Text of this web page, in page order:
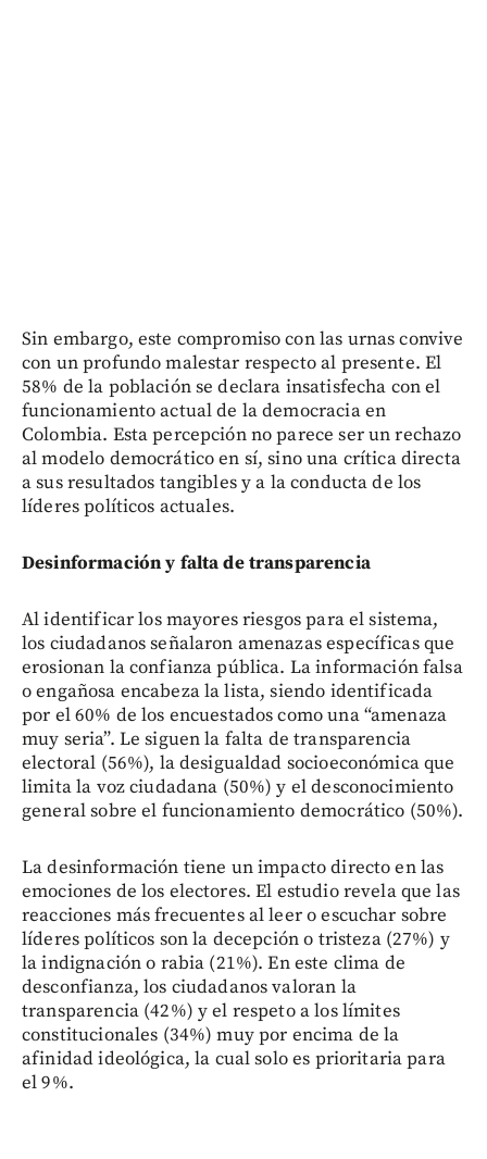
Sin embargo, este compromiso con las urnas convive
con un profundo malestar respecto al presente. El
58% de la población se declara insatisfecha con el
funcionamiento actual de la democracia en
Colombia. Esta percepción no parece ser un rechazo
al modelo democrático en sí, sino una crítica directa
a sus resultados tangibles y a la conducta de los
líderes políticos actuales.
Desinformación y falta de transparencia
Al identificar los mayores riesgos para el sistema,
los ciudadanos señalaron amenazas específicas que
erosionan la confianza pública. La información falsa
o engañosa encabeza la lista, siendo identificada
por el 60% de los encuestados como una “amenaza
muy seria”. Le siguen la falta de transparencia
electoral (56%), la desigualdad socioeconómica que
limita la voz ciudadana (50%) y el desconocimiento
general sobre el funcionamiento democrático (50%).
La desinformación tiene un impacto directo en las
emociones de los electores. El estudio revela que las
reacciones más frecuentes al leer o escuchar sobre
líderes políticos son la decepción o tristeza (27%) y
la indignación o rabia (21%). En este clima de
desconfianza, los ciudadanos valoran la
transparencia (42%) y el respeto a los límites
constitucionales (34%) muy por encima de la
afinidad ideológica, la cual solo es prioritaria para
el 9%.